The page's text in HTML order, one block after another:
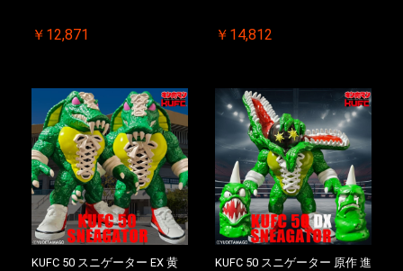
￥12,871 ￥14,812
KUFC 50 スニゲーター EX 黄
KUFC 50 スニゲーター 原作 進